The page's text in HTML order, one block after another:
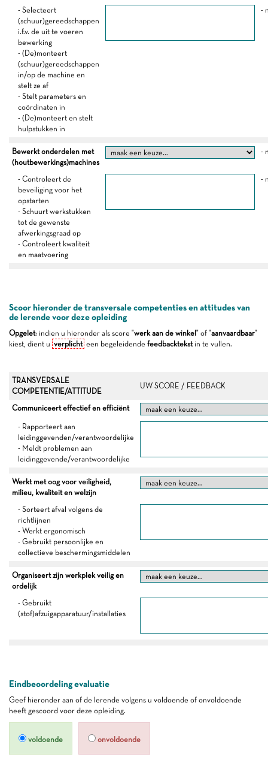
- Selecteert
(schuur)gereedschappen
i.f.v. de uit te voeren
bewerking
- (De)monteert
(schuur)gereedschappen
in/op de machine en
stelt ze af
- Stelt parameters en
coördinaten in
- (De)monteert en stelt
hulpstukken in
-
Bewerkt onderdelen met
(houtbewerkings)machines
-
- Controleert de
beveiliging voor het
opstarten
- Schuurt werkstukken
tot de gewenste
afwerkingsgraad op
- Controleert kwaliteit
en maatvoering
-
Scoor hieronder de transversale competenties en attitudes van
de lerende voor deze opleiding
Opgelet: indien u hieronder als score "werk aan de winkel " of "aanvaardbaar"
kiest, dient u verplicht een begeleidende feedbacktekstin te vullen.
TRANSVERSALE
COMPETENTIE/ATTITUDE
UW SCORE / FEEDBACK
Communiceert effectief en efficiënt
- Rapporteert aan
leidinggevenden/verantwoordelijke
- Meldt problemen aan
leidinggevende/verantwoordelijke
Werkt met oog voor veiligheid,
milieu, kwaliteit en welzijn
- Sorteert afval volgens de
richtlijnen
- Werkt ergonomisch
- Gebruikt persoonlijke en
collectieve beschermingsmiddelen
Organiseert zijn werkplek veilig en
ordelijk
- Gebruikt
(stof)afzuigapparatuur/installaties
Eindbeoordeling evaluatie
Geef hieronder aan of de lerende volgens u voldoende of onvoldoende
heeft gescoord voor deze opleiding.
voldoende onvoldoende